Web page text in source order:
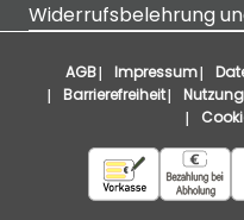
Widerrufsbelehrung
AGB Impressum
Barrierefreiheit